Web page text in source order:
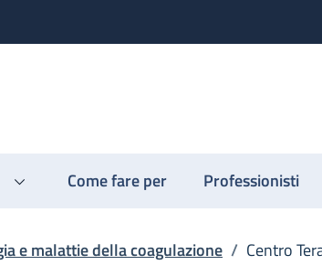
Come fare per Professionisti
e malattie della coagulazione / Centro